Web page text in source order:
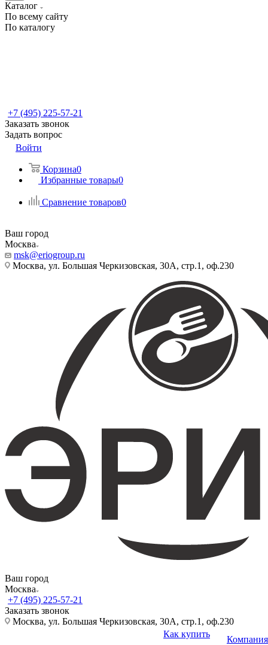
Каталог
По всему сайту
По каталогу
+7 (495) 225-57-21
Заказать звонок
Задать вопрос
Войти
Корзина0
Избранные товары0
Сравнение товаров0
Ваш город
Москва
msk@eriogroup.ru
Москва, ул. Большая Черкизовская, 30А, стр.1, оф.230
Ваш город
Москва
+7 (495) 225-57-21
Заказать звонок
Москва, ул. Большая Черкизовская, 30А, стр.1, оф.230
Как купить
Компания